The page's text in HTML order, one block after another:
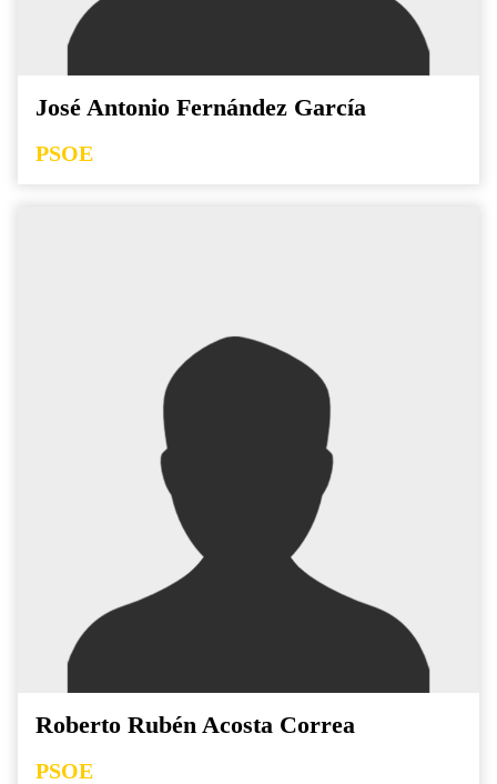
José Antonio Fernández García
PSOE
Roberto Rubén Acosta Correa
PSOE